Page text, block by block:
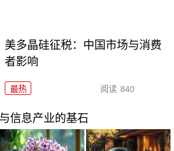
美多晶硅征税：中国市场与消费
者影响
最热 阅读 840
信息产业的基石